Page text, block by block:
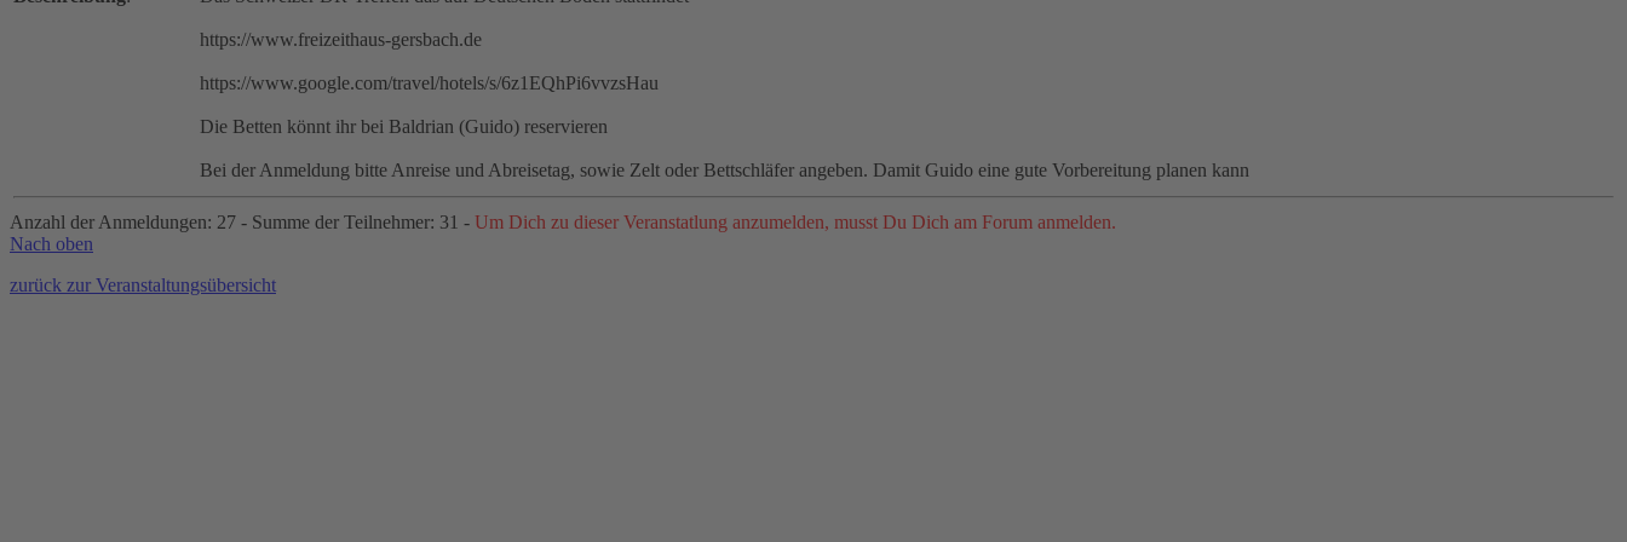
https://www.freizeithaus-gersbach.de
https://www.google.com/travel/hotels/s/6z1EQhPi6vvzsHau
Die Betten könnt ihr bei Baldrian (Guido) reservieren
Bei der Anmeldung bitte Anreise und Abreisetag, sowie Zelt oder Bettschläfer angeben. Damit Guido eine gute Vorbereitung planen kann
Anzahl der Anmeldungen: 27 - Summe der Teilnehmer: 31 - Um Dich zu dieser Veranstatlung anzumelden, musst Du Dich am Forum anmelden.
Nach oben
zurück zur Veranstaltungsübersicht